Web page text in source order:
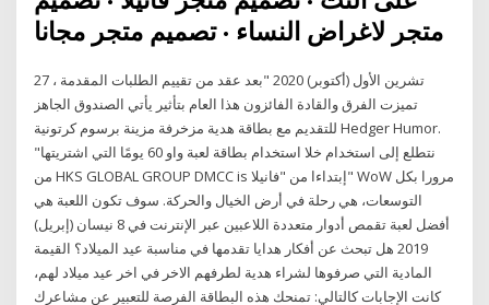
27 تشرين الأول (أكتوبر) 2020 "بعد عقد من تقييم الطلبات المقدمة ،
تميزت الفرق والقادة الفائزون هذا العام بتأثير يأتي الصندوق الجاهز
للتقديم مع بطاقة هدية مزخرفة مزينة برسوم كرتونية Hedger Humor.
"نتطلع إلى استخدام خلا استخدام بطاقة لعبة واو 60 يومًا التي اشتريتها
من HKS GLOBAL GROUP DMCC is إبتداءا من "فانيلا" WoW مرورا بكل
التوسعات، هي رحلة في أرض الخيال والحركة. سوف تكون اللعبة هي
أفضل لعبة تقمص أدوار متعددة اللاعبين عبر الإنترنت في 8 نيسان (إبريل)
2019 هل تبحث عن أفكار هدايا تقدمها في مناسبة عيد الميلاد؟ القيمة
المادية التي صرفوها لشراء هدية لطرفهم الاخر في اخر عيد ميلاد لهم،
كانت الإجابات كالتالي: تمنحك هذه البطاقة الفرصة للتعبير عن مشاعرك